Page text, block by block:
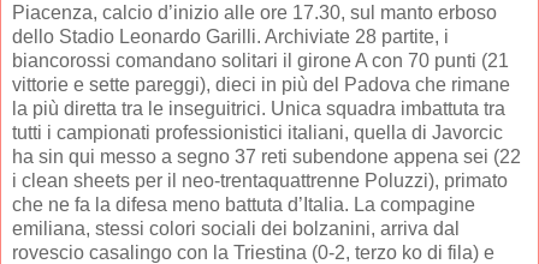
Piacenza, calcio d’inizio alle ore 17.30, sul manto erboso
dello Stadio Leonardo Garilli. Archiviate 28 partite, i
biancorossi comandano solitari il girone A con 70 punti (21
vittorie e sette pareggi), dieci in più del Padova che rimane
la più diretta tra le inseguitrici. Unica squadra imbattuta tra
tutti i campionati professionistici italiani, quella di Javorcic
ha sin qui messo a segno 37 reti subendone appena sei (22
i clean sheets per il neo-trentaquattrenne Poluzzi), primato
che ne fa la difesa meno battuta d’Italia. La compagine
emiliana, stessi colori sociali dei bolzanini, arriva dal
rovescio casalingo con la Triestina (0-2, terzo ko di fila) e